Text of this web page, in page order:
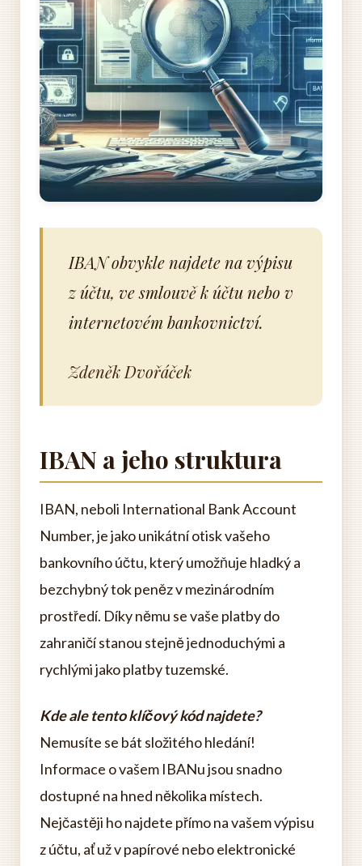
IBAN obvykle najdete na výpisu
z účtu, ve smlouvě k účtu nebo v
internetovém bankovnictví.
Zdeněk Dvořáček
IBAN a jeho struktura
IBAN, neboli International Bank Account
Number, je jako unikátní otisk vašeho
bankovního účtu, který umožňuje hladký a
bezchybný tok peněz v mezinárodním
prostředí. Díky němu se vaše platby do
zahraničí stanou stejně jednoduchými a
rychlými jako platby tuzemské.
Kde ale tento klíčový kód najdete?
Nemusíte se bát složitého hledání!
Informace o vašem IBANu jsou snadno
dostupné na hned několika místech.
Nejčastěji ho najdete přímo na vašem výpisu
z účtu, ať už v papírové nebo elektronické